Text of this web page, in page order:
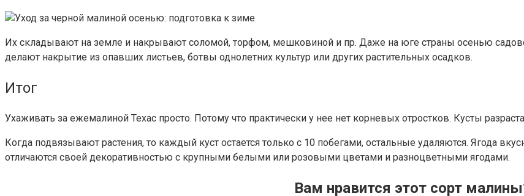
Их складывают на земле и накрывают соломой, торфом, мешковиной и пр. Даже на юге страны осенью
делают накрытие из опавших листьев, ботвы однолетних культур или других растительных осадков.
Итог
Ухаживать за ежемалиной Техас просто. Потому что практически у нее нет корневых отростков. Кусты
Когда подвязывают растения, то каждый куст остается только с 10 побегами, остальные удаляются. Ягода
отличаются своей декоративностью с крупными белыми или розовыми цветами и разноцветными ягодами.
Вам нравится этот сорт